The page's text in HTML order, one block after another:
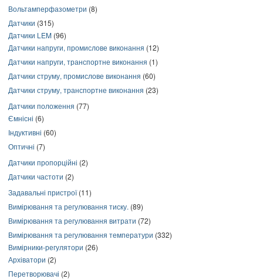
Вольтамперфазометри (8)
Датчики (315)
Датчики LEM (96)
Датчики напруги, промислове виконання (12)
Датчики напруги, транспортне виконання (1)
Датчики струму, промислове виконання (60)
Датчики струму, транспортне виконання (23)
Датчики положення (77)
Ємнісні (6)
Індуктивні (60)
Оптичні (7)
Датчики пропорційні (2)
Датчики частоти (2)
Задавальні пристрої(11)
Вимірювання та регулювання тиску. (89)
Вимірювання та регулювання витрати (72)
Вимірювання та регулювання температури (332)
Вимірники-регулятори (26)
Архіватори (2)
Перетворювачі (2)